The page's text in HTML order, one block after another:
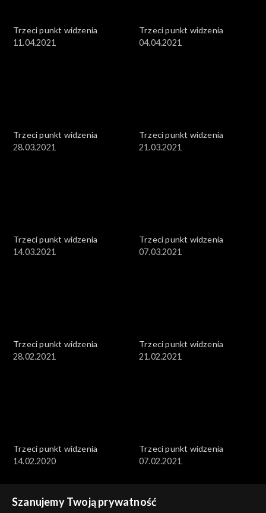
Trzeci punkt widzenia
11.04.2021
Trzeci punkt widzenia
04.04.2021
Trzeci punkt widzenia
28.03.2021
Trzeci punkt widzenia
21.03.2021
Trzeci punkt widzenia
14.03.2021
Trzeci punkt widzenia
07.03.2021
Trzeci punkt widzenia
28.02.2021
Trzeci punkt widzenia
21.02.2021
Trzeci punkt widzenia
14.02.2020
Trzeci punkt widzenia
07.02.2021
Szanujemy Twoją prywatność